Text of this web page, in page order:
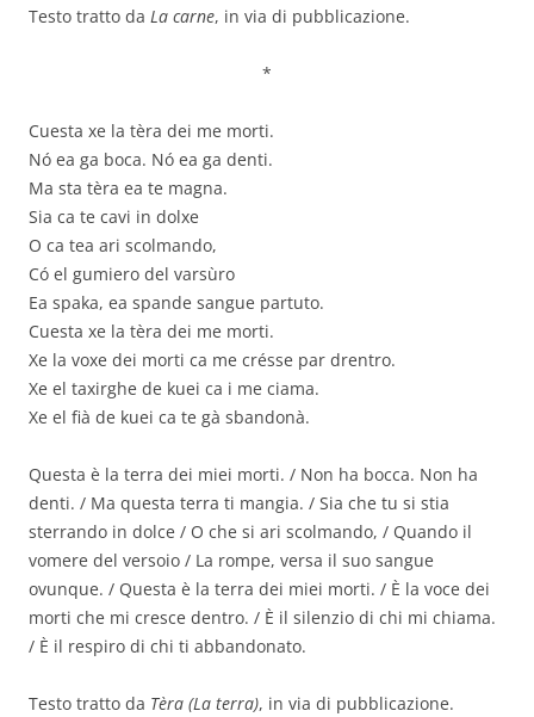
Testo tratto da La carne, in via di pubblicazione.
*
Cuesta xe la tèra dei me morti.
Nó ea ga boca. Nó ea ga denti.
Ma sta tèra ea te magna.
Sia ca te cavi in dolxe
O ca tea ari scolmando,
Có el gumiero del varsùro
Ea spaka, ea spande sangue partuto.
Cuesta xe la tèra dei me morti.
Xe la voxe dei morti ca me crésse par drentro.
Xe el taxirghe de kuei ca i me ciama.
Xe el fià de kuei ca te gà sbandonà.
Questa è la terra dei miei morti. / Non ha bocca. Non ha
denti. / Ma questa terra ti mangia. / Sia che tu si stia
sterrando in dolce / O che si ari scolmando, / Quando il
vomere del versoio / La rompe, versa il suo sangue
ovunque. / Questa è la terra dei miei morti. / È la voce dei
morti che mi cresce dentro. / È il silenzio di chi mi chiama.
/ È il respiro di chi ti abbandonato.
Testo tratto da Tèra (La terra), in via di pubblicazione.